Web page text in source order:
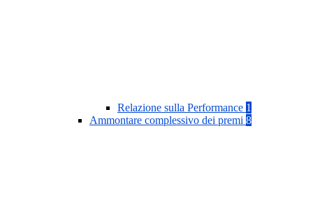
Relazione sulla Performance 1
Ammontare complessivo dei premi 8